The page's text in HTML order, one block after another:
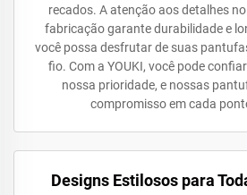
recados. A atenção aos detalhes
fabricação garante durabilidade e
você possa desfrutar de suas
fio. Com a YOUKI, você pode
nossa prioridade, e nossas
compromisso em cada
Designs Estilosos para